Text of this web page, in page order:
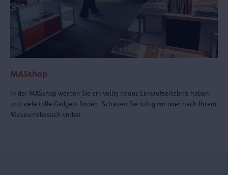
MASshop
In der MASshop werden Sie ein völlig neues Einkaufserlebnis haben
und viele tolle Gadgets finden. Schauen Sie ruhig vor oder nach Ihrem
Museumsbesuch vorbei.